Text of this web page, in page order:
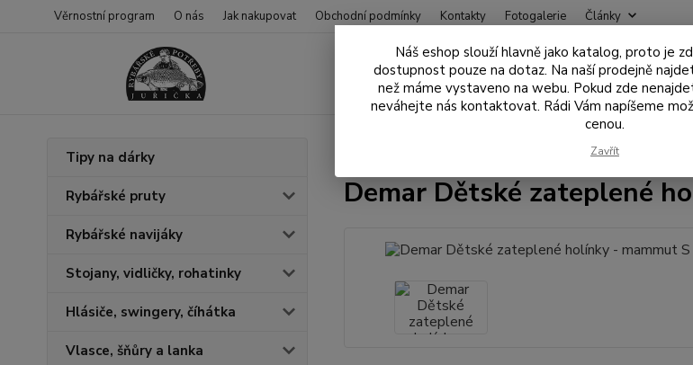
Věrnostní program O nás Jak nakupovat Obchodní podmínky Kontakty Fotogalerie Články
Hledat
Tipy na dárky
Rybářské pruty
Rybářské navijáky
Stojany, vidličky, rohatinky
Hlásiče, swingery, číhátka
Vlasce, šňůry a lanka
Obuv, holínky, prsačky Demar
Demar Dětské zateplené
Náš eshop slouží hlavně jako katalog, proto je
dostupnost pouze na dotaz. Na naší prodejně
než máme vystaveno na webu. Pokud zde
neváhejte nás kontaktovat. Rádi Vám napíšeme
cenou.
Zavřít